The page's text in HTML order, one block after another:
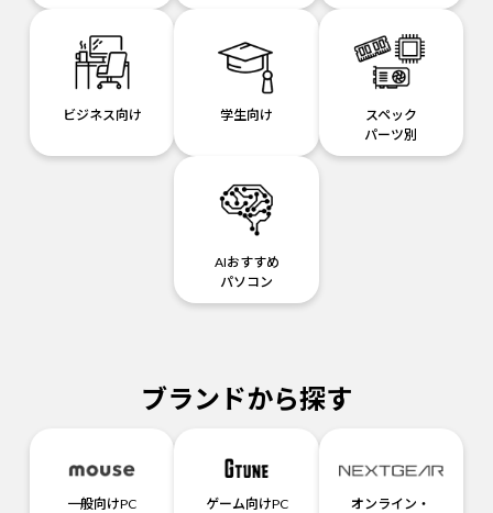
ビジネス向け 学生向け
スペック
パーツ別
AIおすすめ
パソコン
ブランドから探す
一般向けPC ゲーム向けPC
オンライン・